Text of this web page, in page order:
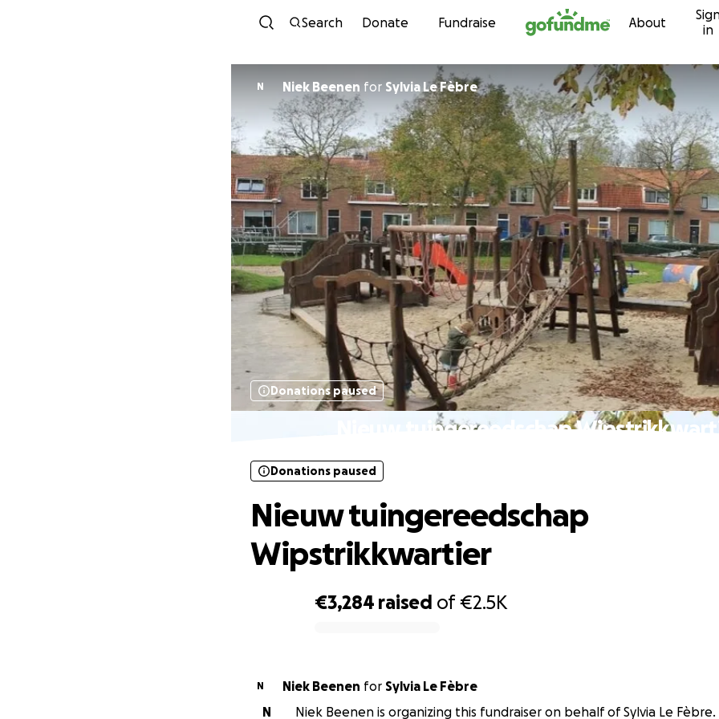
Skip to content
Search Donate Fundraise About
in
N Niek Beenen for Sylvia Le Fèbre
Donations paused
Nieuw tuingereedschap
€3,284 raised of€2.5K
Donations paused
Nieuw tuingereedschap
Wipstrikkwartier
N Niek Beenen for Sylvia Le Fèbre
N
Niek Beenen is organizing this fundraiser on behalf of Sylvia Le Fèbre.